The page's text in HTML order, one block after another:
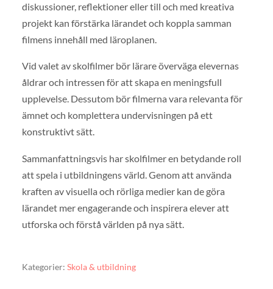
diskussioner, reflektioner eller till och med kreativa
projekt kan förstärka lärandet och koppla samman
filmens innehåll med läroplanen.
Vid valet av skolfilmer bör lärare överväga elevernas
åldrar och intressen för att skapa en meningsfull
upplevelse. Dessutom bör filmerna vara relevanta för
ämnet och komplettera undervisningen på ett
konstruktivt sätt.
Sammanfattningsvis har skolfilmer en betydande roll
att spela i utbildningens värld. Genom att använda
kraften av visuella och rörliga medier kan de göra
lärandet mer engagerande och inspirera elever att
utforska och förstå världen på nya sätt.
Kategorier: Skola & utbildning